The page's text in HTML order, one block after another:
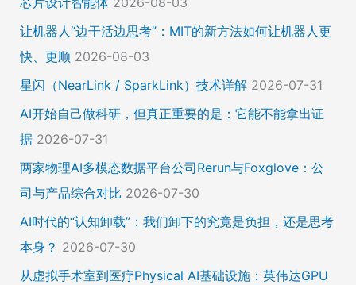
让机器人“边干活边思考”：MIT的新方法如何让机器人更
快、更顺 2026-08-03
星闪（NearLink / SparkLink）技术详解 2026-07-31
AI开始自己做科研，但真正重要的是：它能不能拿出证
据 2026-07-31
两家物理AI多模态数据平台公司Rerun与Foxglove：公
司与产品综合对比 2026-07-30
AI时代的“认知卸载”：我们卸下的究竟是负担，还是思考
本身？ 2026-07-30
从虚拟手术室到医疗Physical AI基础设施：英伟达GPU